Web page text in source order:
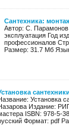
Сантехника:
Автор: С.
эксплуатация Год
профессионалов
Размер: 31.7 Мб
Установка
Издание:
ISBN: 978-5-
Формат: pdf